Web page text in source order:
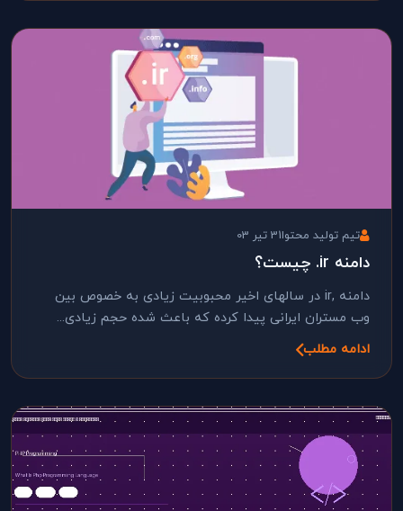
تیم تولید محتوا31 تیر 03
دامنه ir. چیست؟
دامنه ,ir در سالهای اخیر محبوبیت زیادی به خصوص بین
وب مستران ایرانی پیدا کرده که باعث شده حجم زیادی...
ادامه مطلب